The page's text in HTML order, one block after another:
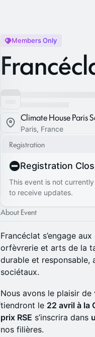
Members Only
Climate House Paris
Paris, France
Registration
Registration
This event is not
to receive updates.
About Event
Francéclat s’engage
orfèvrerie et arts de la
durable et responsable,
sociétaux.
Nous avons le plaisir de
tiendront le 22 avril à la
prix RSE s’inscrira dans
nos filières.